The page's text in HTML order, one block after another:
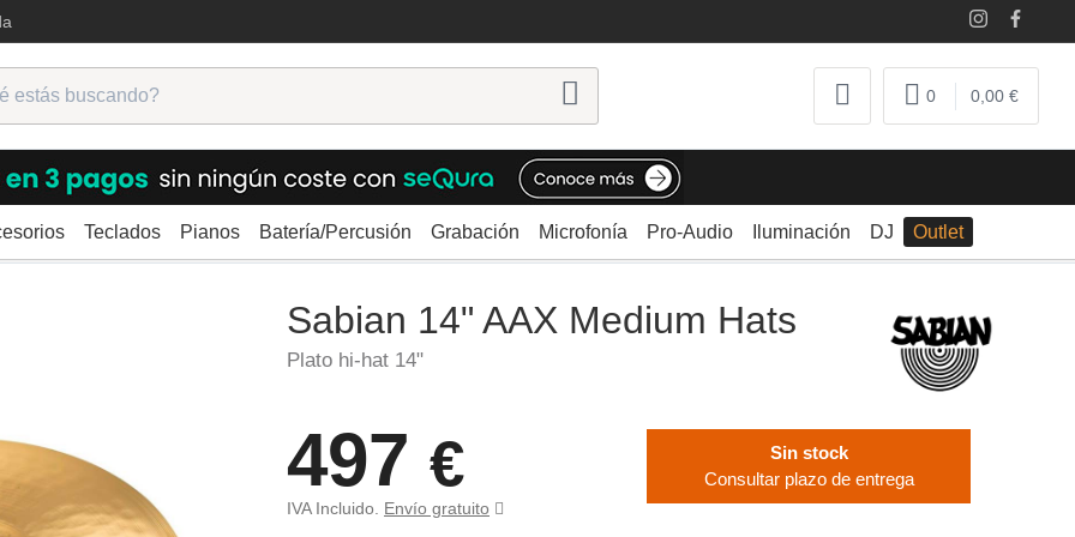
0 0,00 €
Teclados Pianos Batería/Percusión Grabación Microfonía Pro-Audio Iluminación DJ Outlet
Sabian 14" AAX Medium Hats
Sabian 14" AAX Medium Hats
Plato hi-hat 14"
497 €
IVA Incluido. Envío gratuito
Sin stock
Consultar plazo de entrega